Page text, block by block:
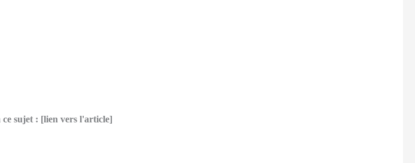
sujet : [lien vers l'article]